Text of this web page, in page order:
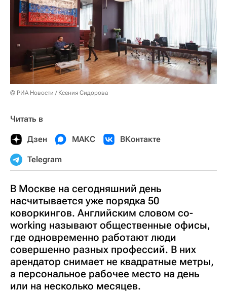
© РИА Новости / Ксения Сидорова
Читать в
Дзен МАКС ВКонтакте
Telegram
В Москве на сегодняшний день
насчитывается уже порядка 50
коворкингов. Английским словом co-
working называют общественные офисы,
где одновременно работают люди
совершенно разных профессий. В них
арендатор снимает не квадратные метры,
а персональное рабочее место на день
или на несколько месяцев.